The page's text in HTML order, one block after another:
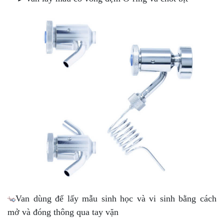
Van dùng để lấy mẫu sinh học và vi sinh bằng cách
mở và đóng thông qua tay vặn